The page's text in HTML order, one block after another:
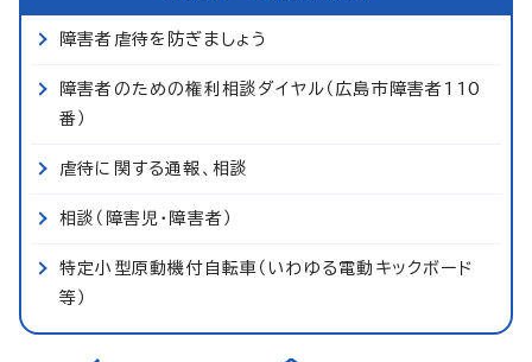
障害者虐待を防ぎましょう
障害者のための権利相談ダイヤル（広島市障害者110
番）
虐待に関する通報、相談
相談（障害児・障害者）
特定小型原動機付自転車（いわゆる電動キックボード
等）